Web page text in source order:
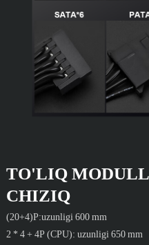
TO'LIQ
CHIZIQ
(20+4)P:uzunligi 600 mm
2 * 4 + 4P (CPU): uzunligi 650 mm